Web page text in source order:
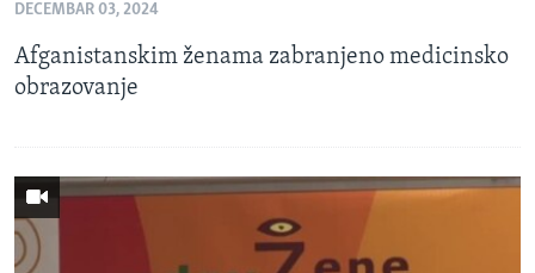
DECEMBAR 03, 2024
Afganistanskim ženama zabranjeno medicinsko
obrazovanje